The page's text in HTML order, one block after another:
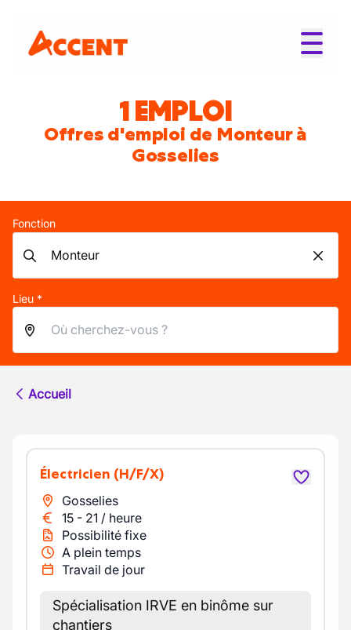
1 EMPLOI
Offres d'emploi de Monteur à
Gosselies
Fonction
Lieu *
Accueil
Électricien (H/F/X)
Gosselies
15 - 21 / heure
Possibilité fixe
A plein temps
Travail de jour
Spécialisation IRVE en binôme sur
chantiers